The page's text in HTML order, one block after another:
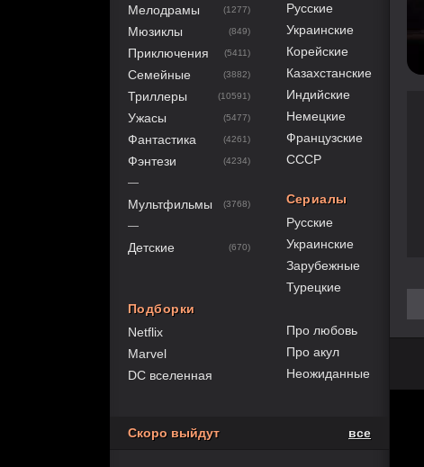
Мелодрамы (1277)
Мюзиклы (849)
Приключения (5411)
Семейные (3882)
Триллеры (10591)
Ужасы (5477)
Фантастика (4261)
Фэнтези (4234)
—
Мультфильмы (3768)
—
Детские (670)
Подборки
Netflix
Marvel
DC вселенная
Русские
Украинские
Корейские
Казахстанские
Индийские
Немецкие
Французские
СССР
Сериалы
Русские
Украинские
Зарубежные
Турецкие
Про любовь
Про акул
Неожиданные
Скоро выйдут все